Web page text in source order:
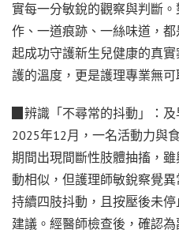
實每一分敏銳的觀察與判斷
作、一道痕跡、一絲味道，
起成功守護新生兒健康的真
護的溫度，更是護理專業無可
▉辨識「不尋常的抖動」：
2025年12月，一名活動力與
期間出現間斷性肢體抽搐，
動相似，但護理師敏銳察覺
持續四肢抖動，且按壓後未
建議。經醫師檢查後，確認